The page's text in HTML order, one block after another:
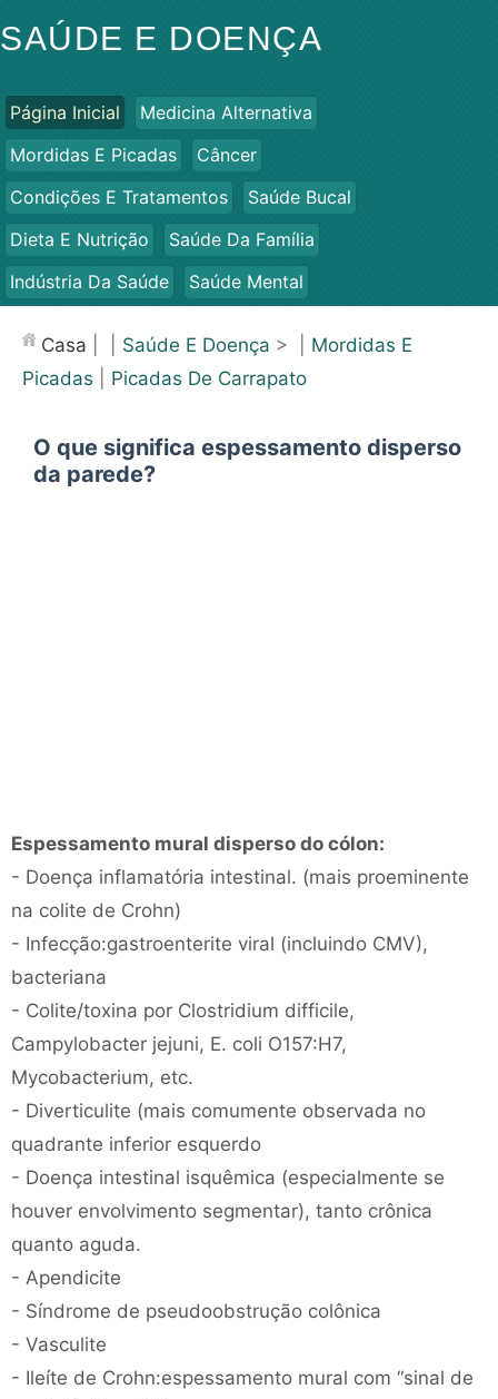
SAÚDE E DOENÇA
Página Inicial
Medicina Alternativa
Mordidas E Picadas
Câncer
Condições E Tratamentos
Saúde Bucal
Dieta E Nutrição
Saúde Da Família
Indústria Da Saúde
Saúde Mental
Saúde
Casa Saúde E Doença > | Mordidas E
Picadas
Picadas De Carrapato
O que significa espessamento disperso
da parede?
Espessamento mural disperso do cólon:
- Doença inflamatória intestinal. (mais proeminente
na colite de Crohn)
- Infecção:gastroenterite viral (incluindo CMV),
bacteriana
- Colite/toxina por Clostridium difficile,
Campylobacter jejuni, E. coli O157:H7,
Mycobacterium, etc.
- Diverticulite (mais comumente observada no
quadrante inferior esquerdo
- Doença intestinal isquêmica (especialmente se
houver envolvimento segmentar), tanto crônica
quanto aguda.
- Apendicite
- Síndrome de pseudoobstrução colônica
- Vasculite
- Ileíte de Crohn:espessamento mural com “sinal de